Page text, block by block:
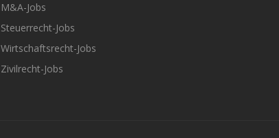
M&A-Jobs
Steuerrecht-Jobs
Wirtschaftsrecht-Jobs
Zivilrecht-Jobs